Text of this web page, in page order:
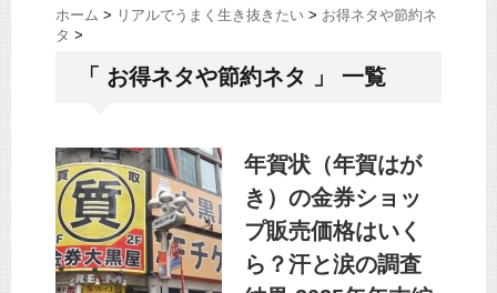
ホーム > リアルでうまく生き抜きたい > お得ネタや節約ネ
タ >
「 お得ネタや節約ネタ 」 一覧
年賀状（年賀はが
き）の金券ショッ
プ販売価格はいく
ら？汗と涙の調査